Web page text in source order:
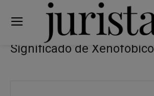
Significado de Xenofóbico